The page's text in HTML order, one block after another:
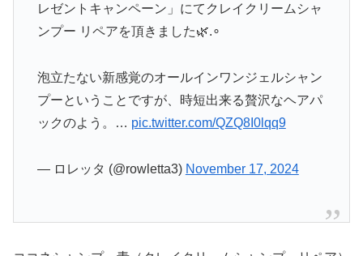
レゼントキャンペーン」にてクレイクリームシャ
ンプー リペアを頂きました🌿.∘
泡立たない新感覚のオールインワンジェルシャン
プーということですが、時短出来る贅沢なヘアパ
ックのよう。… pic.twitter.com/QZQ8I0lqq9
— ロレッタ (@rowletta3) November 17, 2024